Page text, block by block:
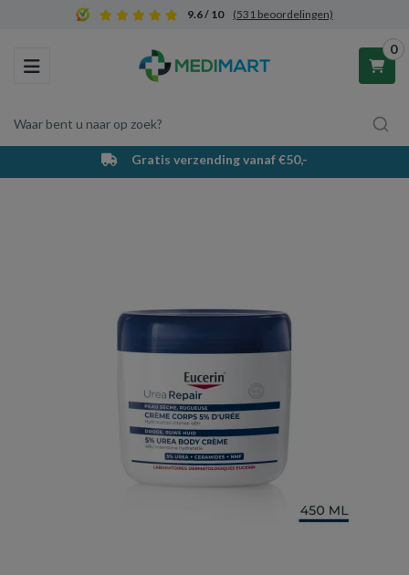
9.6 / 10 (531 beoordelingen)
Toggle navigation
Waar bent u naar op zoek?
0
Winkelwagen
Gratis verzending vanaf €50,-